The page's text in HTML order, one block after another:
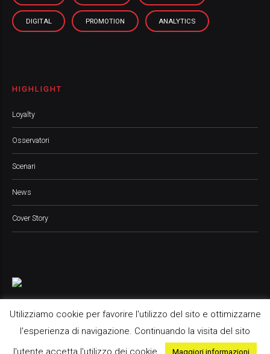
DIGITAL PROMOTION ANALYTICS
HIGHLIGHT
Loyalty
Osservatori
Scenari
News
Cover Story
Pop Up Media srl, 2021 © All Rights Reserved
Utilizziamo cookie per favorire l'utilizzo del sito e ottimizzarne
l'esperienza di navigazione. Continuando la visita del sito
l'utente accetta l'utilizzo dei cookie.
Maggiori informazioni